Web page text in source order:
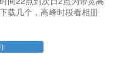
载几个，高峰时段看相册